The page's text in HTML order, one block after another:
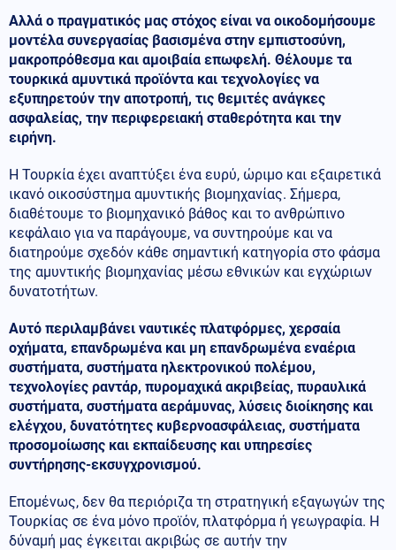
Αλλά ο πραγματικός μας στόχος είναι να οικοδομήσουμε
μοντέλα συνεργασίας βασισμένα στην εμπιστοσύνη,
μακροπρόθεσμα και αμοιβαία επωφελή. Θέλουμε τα
τουρκικά αμυντικά προϊόντα και τεχνολογίες να
εξυπηρετούν την αποτροπή, τις θεμιτές ανάγκες
ασφαλείας, την περιφερειακή σταθερότητα και την
ειρήνη.
Η Τουρκία έχει αναπτύξει ένα ευρύ, ώριμο και εξαιρετικά
ικανό οικοσύστημα αμυντικής βιομηχανίας. Σήμερα,
διαθέτουμε το βιομηχανικό βάθος και το ανθρώπινο
κεφάλαιο για να παράγουμε, να συντηρούμε και να
διατηρούμε σχεδόν κάθε σημαντική κατηγορία στο φάσμα
της αμυντικής βιομηχανίας μέσω εθνικών και εγχώριων
δυνατοτήτων.
Αυτό περιλαμβάνει ναυτικές πλατφόρμες, χερσαία
οχήματα, επανδρωμένα και μη επανδρωμένα εναέρια
συστήματα, συστήματα ηλεκτρονικού πολέμου,
τεχνολογίες ραντάρ, πυρομαχικά ακριβείας, πυραυλικά
συστήματα, συστήματα αεράμυνας, λύσεις διοίκησης και
ελέγχου, δυνατότητες κυβερνοασφάλειας, συστήματα
προσομοίωσης και εκπαίδευσης και υπηρεσίες
συντήρησης-εκσυγχρονισμού.
Επομένως, δεν θα περιόριζα τη στρατηγική εξαγωγών της
Τουρκίας σε ένα μόνο προϊόν, πλατφόρμα ή γεωγραφία. Η
δύναμή μας έγκειται ακριβώς σε αυτήν την